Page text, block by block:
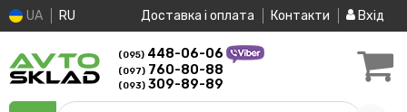
UA RU Доставка і оплата Контакти Вхід
(095) 448-06-06
(097) 760-80-88
(093) 309-89-89